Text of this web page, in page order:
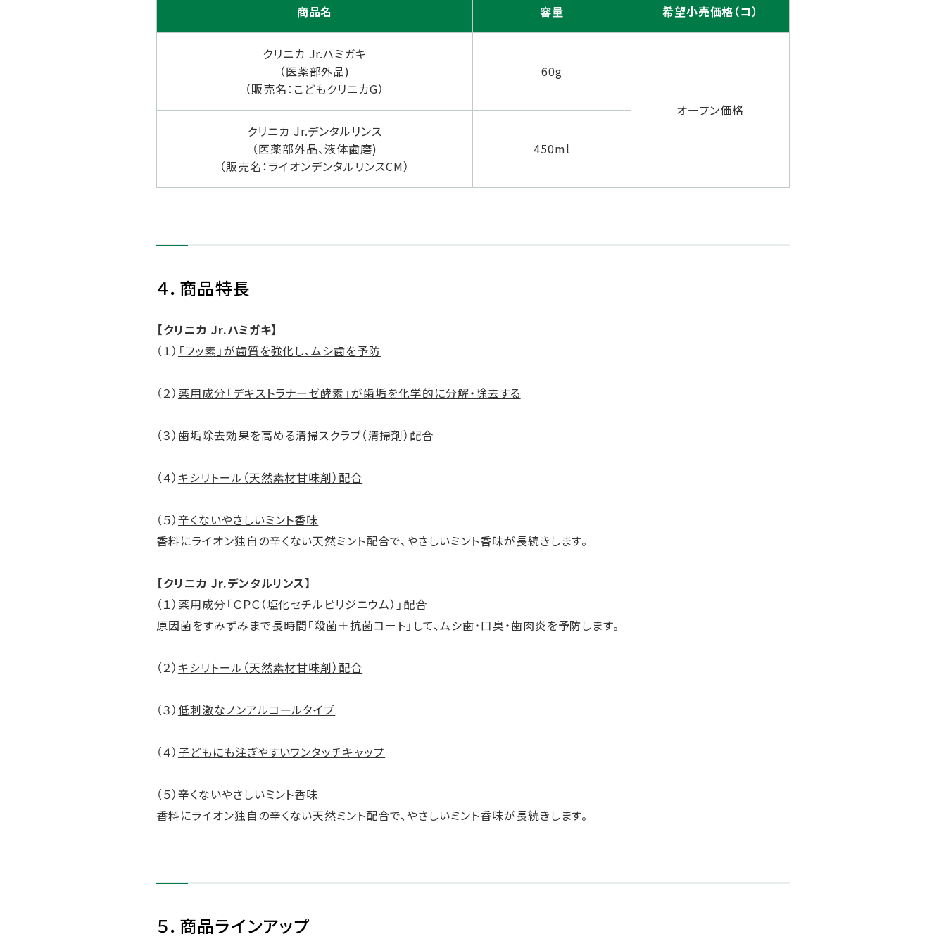
商品名 容量 希望小売価格（コ）
クリニカ Jr.ハミガキ
（医薬部外品)
（販売名：こどもクリニカG）
60g
オープン価格
クリニカ Jr.デンタルリンス
（医薬部外品、液体歯磨)
（販売名：ライオンデンタルリンスCM）
450ml
４．商品特長
【クリニカ Jr.ハミガキ】
（１） 「フッ素」が歯質を強化し、ムシ歯を予防
（２） 薬用成分「デキストラナーゼ酵素」が歯垢を化学的に分解・除去する
（３）歯垢除去効果を高める清掃スクラブ（清掃剤）配合
（４）キシリトール（天然素材甘味剤）配合
（５）辛くないやさしいミント香味
香料にライオン独自の辛くない天然ミント配合で、やさしいミント香味が長続きします。
【クリニカ Jr.デンタルリンス】
（１） 薬用成分「ＣＰＣ（塩化セチルピリジニウム）」配合
原因菌をすみずみまで長時間「殺菌＋抗菌コート」して、ムシ歯・口臭・歯肉炎を予防します。
（２）キシリトール（天然素材甘味剤）配合
（３）低刺激なノンアルコールタイプ
（４） 子どもにも注ぎやすいワンタッチキャップ
（５）辛くないやさしいミント香味
香料にライオン独自の辛くない天然ミント配合で、やさしいミント香味が長続きします。
５．商品ラインアップ